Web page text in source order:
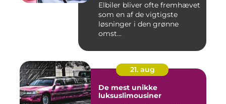
Elbiler bliver ofte fremhævet
som en af de vigtigste
løsninger i den grønne
omst...
21. aug
De mest unikke
luksuslimousiner